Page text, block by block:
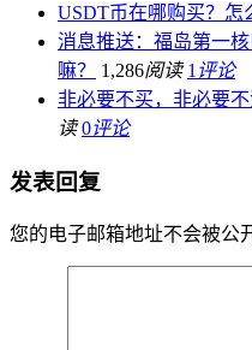
USDT币在哪购买？怎
消息推送：福岛第一
嘛？
1,286阅读 1 评论
非必要不买，非必要
读 0评论
发表回复
您的电子邮箱地址不会被公